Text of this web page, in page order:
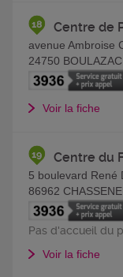
Centre de
avenue Ambroise
24750 BOULAZAC
Voir la fiche
Centre du
5 boulevard René
86962
Pas d'accueil du
Voir la fiche